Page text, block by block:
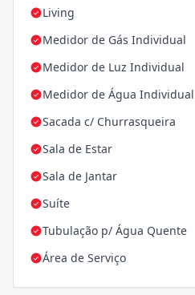
Living
Medidor de Gás Individual
Medidor de Luz Individual
Medidor de Água Individual
Sacada c/ Churrasqueira
Sala de Estar
Sala de Jantar
Suíte
Tubulação p/ Água Quente
Área de Serviço